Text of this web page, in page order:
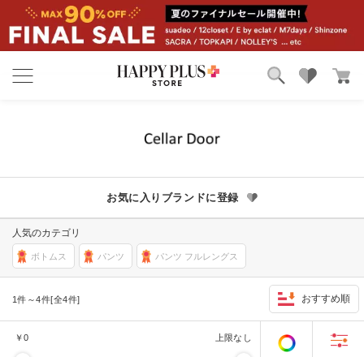
お気に入り
お気に入りブランドに登録
人気のカテゴリ
ボトムス パンツ パンツ フルレングス
1件～4件[全4件] おすすめ順
￥0 上限なし